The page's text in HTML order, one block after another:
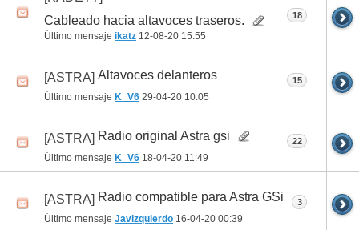
Cableado hacia altavoces traseros.
Último mensaje ikatz 12-08-20 15:55
18
[ASTRA] Altavoces delanteros
Último mensaje K_V6 29-04-20 10:05
15
[ASTRA] Radio original Astra gsi
Último mensaje K_V6 18-04-20 11:49
22
[ASTRA] Radio compatible para Astra GSi
Último mensaje Javizquierdo 16-04-20 00:39
3